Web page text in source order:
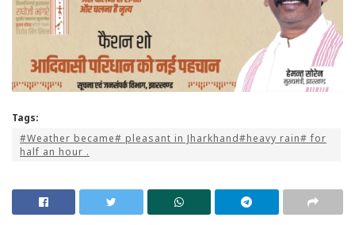
Tags:
#Weather became# pleasant in Jharkhand#heavy rain# for
half an hour .